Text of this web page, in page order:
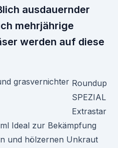
ausdauernder
mehrjährige
werden auf diese
Roundup
SPEZIAL
Extrastar
Ideal zur Bekämpfung
und hölzernen Unkraut